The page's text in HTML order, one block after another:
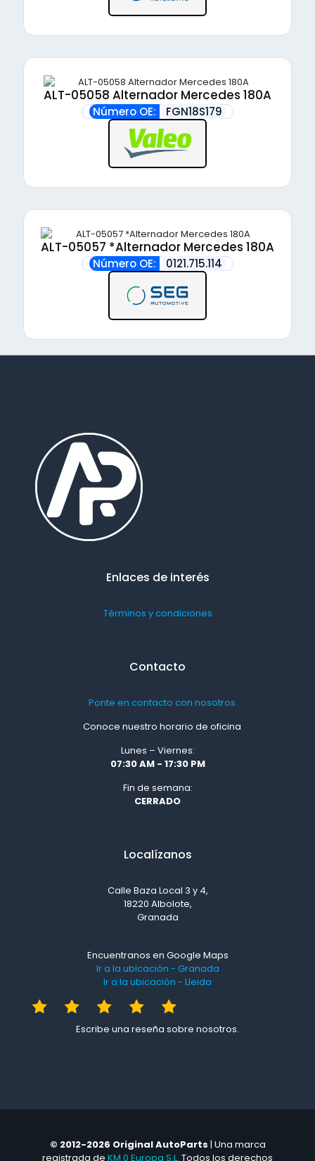
ALT-05058 Alternador Mercedes 180A
Número OE: FGN18S179
ALT-05057 *Alternador Mercedes 180A
Número OE: 0121.715.114
Enlaces de interés
Términos y condiciones
Contacto
Ponte en contacto con nosotros
Conoce nuestro horario de oficina
Lunes – Viernes:
07:30 AM - 17:30 PM
Fin de semana:
CERRADO
Localízanos
Calle Baza Local 3 y 4,
18220 Albolote,
Granada
Encuentranos en Google Maps
Ir a la ubicación - Granada
Ir a la ubicación - Lleida
Escribe una reseña sobre nosotros.
© 2012-2026 Original AutoParts | Una marca
registrada de KM.0 Europa S.L. Todos los derechos